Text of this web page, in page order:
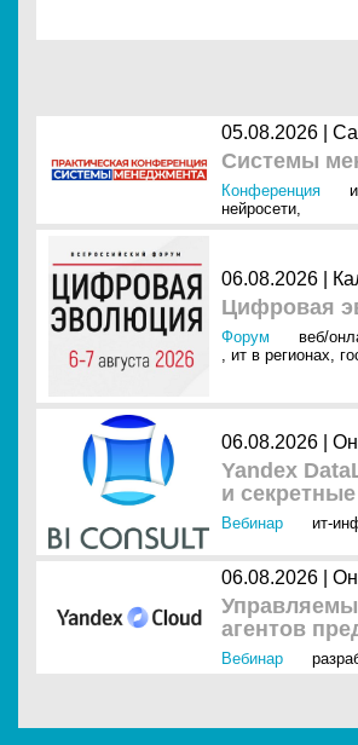
05.08.2026 |
Системы
Конференция
нейросети,
06.08.2026 |
Цифровая
Форум веб/
, ит в регионах,
06.08.2026 |
Yandex
и
Вебинар ит-
06.08.2026 |
агентов
Вебинар